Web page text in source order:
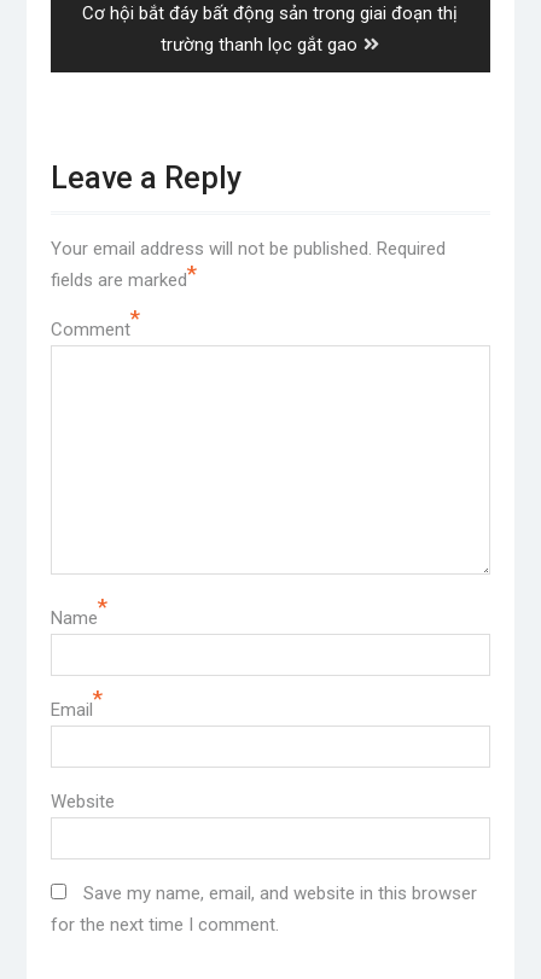
Next
Cơ hội bắt đáy bất động sản trong giai đoạn thị
trường thanh lọc gắt gao
Leave a Reply
Your email address will not be published. Required
fields are marked*
Comment*
Name*
Email*
Website
Save my name, email, and website in this browser
for the next time I comment.